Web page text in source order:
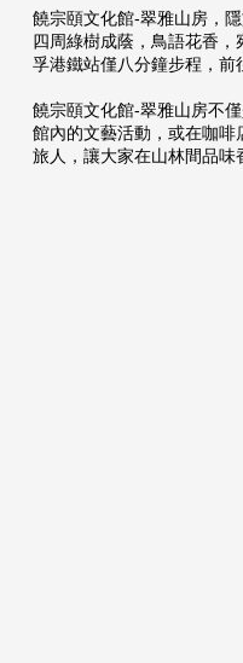
饒宗頤文化館-翠雅山房，
四周綠樹成蔭，鳥語花香
孚港鐵站僅八分鐘步程，前
饒宗頤文化館-翠雅山房不
館內的文藝活動，或在咖
旅人，讓大家在山林間品味